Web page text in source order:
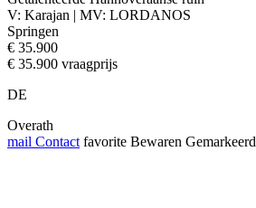
V: Karajan | MV: LORDANOS
Springen
€ 35.900
€ 35.900 vraagprijs
DE
Overath
mail Contact favorite Bewaren Gemarkeerd